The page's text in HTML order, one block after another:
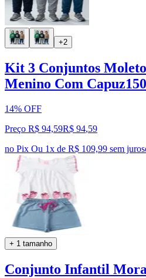
+2
Kit 3 Conjuntos
Menino Com Capuz150
14% OFF
Preço R$ 94,59R$ 94,59
no Pix Ou 1x de R$ 109,99 sem juros
+ 1 tamanho
Conjunto Infantil